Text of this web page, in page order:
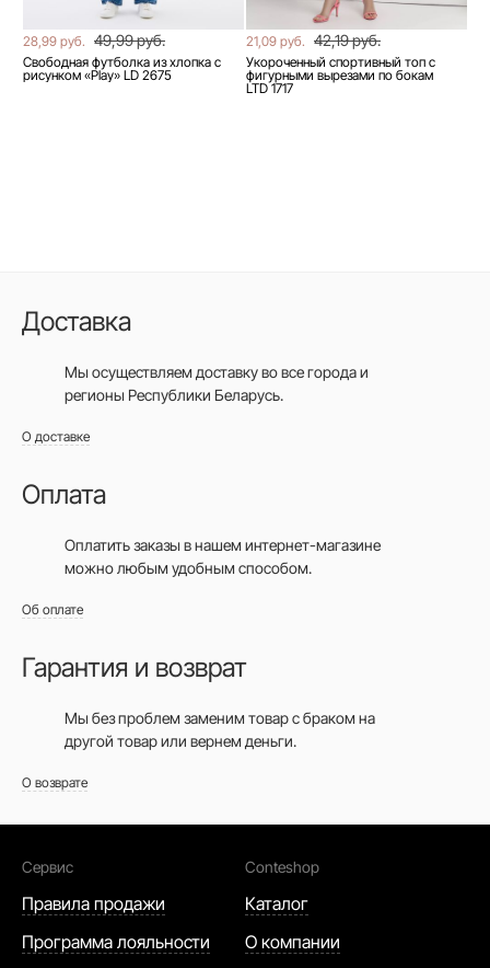
28,99 руб. 49,99 руб.
Свободная футболка из хлопка с
рисунком «Play» LD 2675
21,09 руб. 42,19 руб.
Укороченный спортивный топ с
фигурными вырезами по бокам
LTD 1717
Доставка
Мы осуществляем доставку во все городаи
регионы Республики Беларусь.
О доставке
Оплата
Оплатить заказы в нашем интернет-магазине
можно любым удобным способом.
Об оплате
Гарантия и возврат
Мы без проблем заменим товар с браком на
другой товар или вернем деньги.
О возврате
Сервис
Правила продажи
Программа лояльности
Conteshop
Каталог
О компании